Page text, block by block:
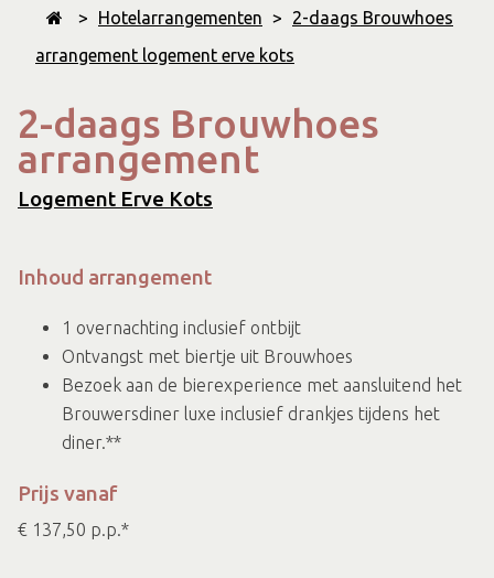
> Hotelarrangementen >
2-daags Brouwhoes
arrangement logement erve kots
2-daags Brouwhoes
arrangement
Logement Erve Kots
Inhoud arrangement
1 overnachting inclusief ontbijt
Ontvangst met biertje uit Brouwhoes
Bezoek aan de bierexperience met aansluitend het
Brouwersdiner luxe inclusief drankjes tijdens het
diner.**
Prijs vanaf
€ 137,50 p.p.*